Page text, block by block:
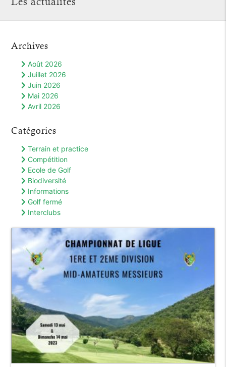
Archives
Août 2026
Juillet 2026
Juin 2026
Mai 2026
Avril 2026
Catégories
Terrain et practice
Compétition
Ecole de Golf
Biodiversité
Informations
Golf fermé
Interclubs